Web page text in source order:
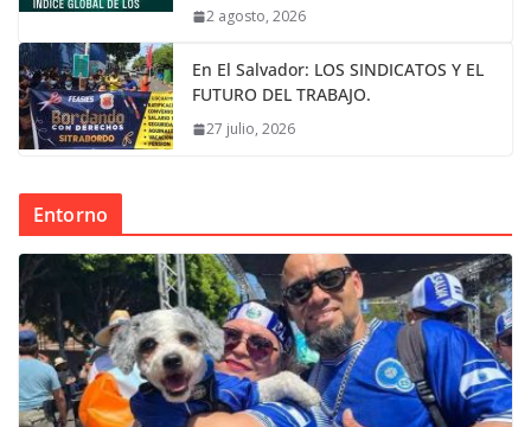
2 agosto, 2026
En El Salvador: LOS SINDICATOS Y EL
FUTURO DEL TRABAJO.
27 julio, 2026
Entorno